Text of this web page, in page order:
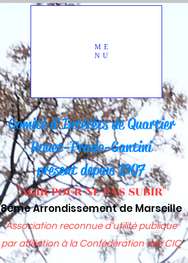
ME
NU
Comité d'Intérêts de Quartier
Rouet-Prado-Cantini
présent depuis 1907
"AGIR POUR NE PAS SUBIR"
8éme Arrondissement de Marseille
Association reconnue d’utilité publique
par affiliation àla Confédération des CIQ